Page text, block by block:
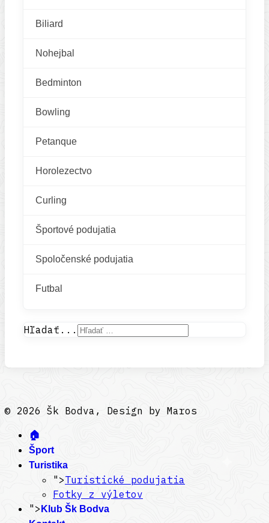
Biliard
Nohejbal
Bedminton
Bowling
Petanque
Horolezectvo
Curling
Športové podujatia
Spoločenské podujatia
Futbal
Hľadať...
© 2026 Šk Bodva, Design by Maros
🏠
Šport
Turistika
">Turistické podujatia
Fotky z výletov
"> Klub Šk Bodva